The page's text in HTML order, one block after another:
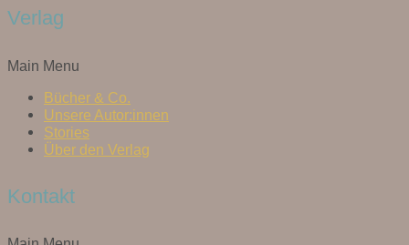
Verlag
Main Menu
Bücher & Co.
Unsere Autor:innen
Stories
Über den Verlag
Kontakt